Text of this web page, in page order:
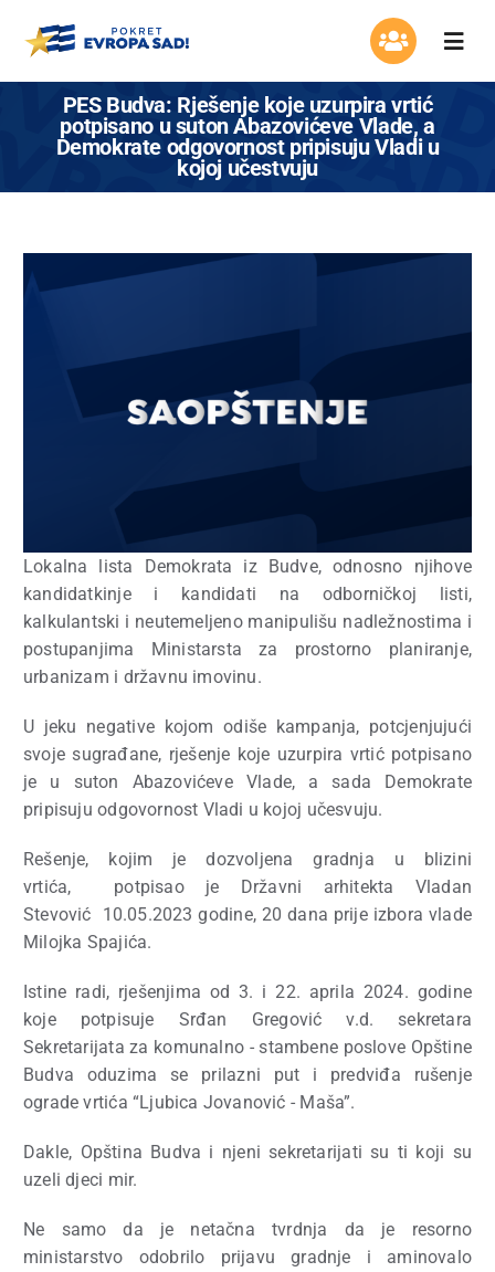
Organizacija
Program
PES Budva: Rješenje koje uzurpira vrtić
potpisano u suton Abazovićeve Vlade, a
Demokrate odgovornost pripisuju Vladi u
kojoj učestvuju
Lokalna lista Demokrata iz Budve, odnosno njihove
kandidatkinje i kandidati na odborničkoj listi,
kalkulantski i neutemeljeno manipulišu nadležnostima i
postupanjima Ministarsta za prostorno planiranje,
urbanizam i državnu imovinu.
U jeku negative kojom odiše kampanja, potcjenjujući
svoje sugrađane, rješenje koje uzurpira vrtić potpisano
je u suton Abazovićeve Vlade, a sada Demokrate
pripisuju odgovornost Vladi u kojoj učesvuju.
Rešenje, kojim je dozvoljena gradnja u blizini
vrtića,
potpisao je Državni arhitekta Vladan
Stevović
10.05.2023 godine, 20 dana prije izbora vlade
Milojka Spajića.
Istine radi, rješenjima od 3. i 22. aprila 2024. godine
koje potpisuje Srđan Gregović v.d. sekretara
Sekretarijata za komunalno - stambene poslove Opštine
Budva oduzima se prilazni put i predviđa rušenje
ograde vrtića “Ljubica Jovanović - Maša”.
Dakle, Opština Budva i njeni sekretarijati su ti koji su
uzeli djeci mir.
Ne samo da je netačna tvrdnja da je resorno
ministarstvo odobrilo prijavu gradnje i aminovalo